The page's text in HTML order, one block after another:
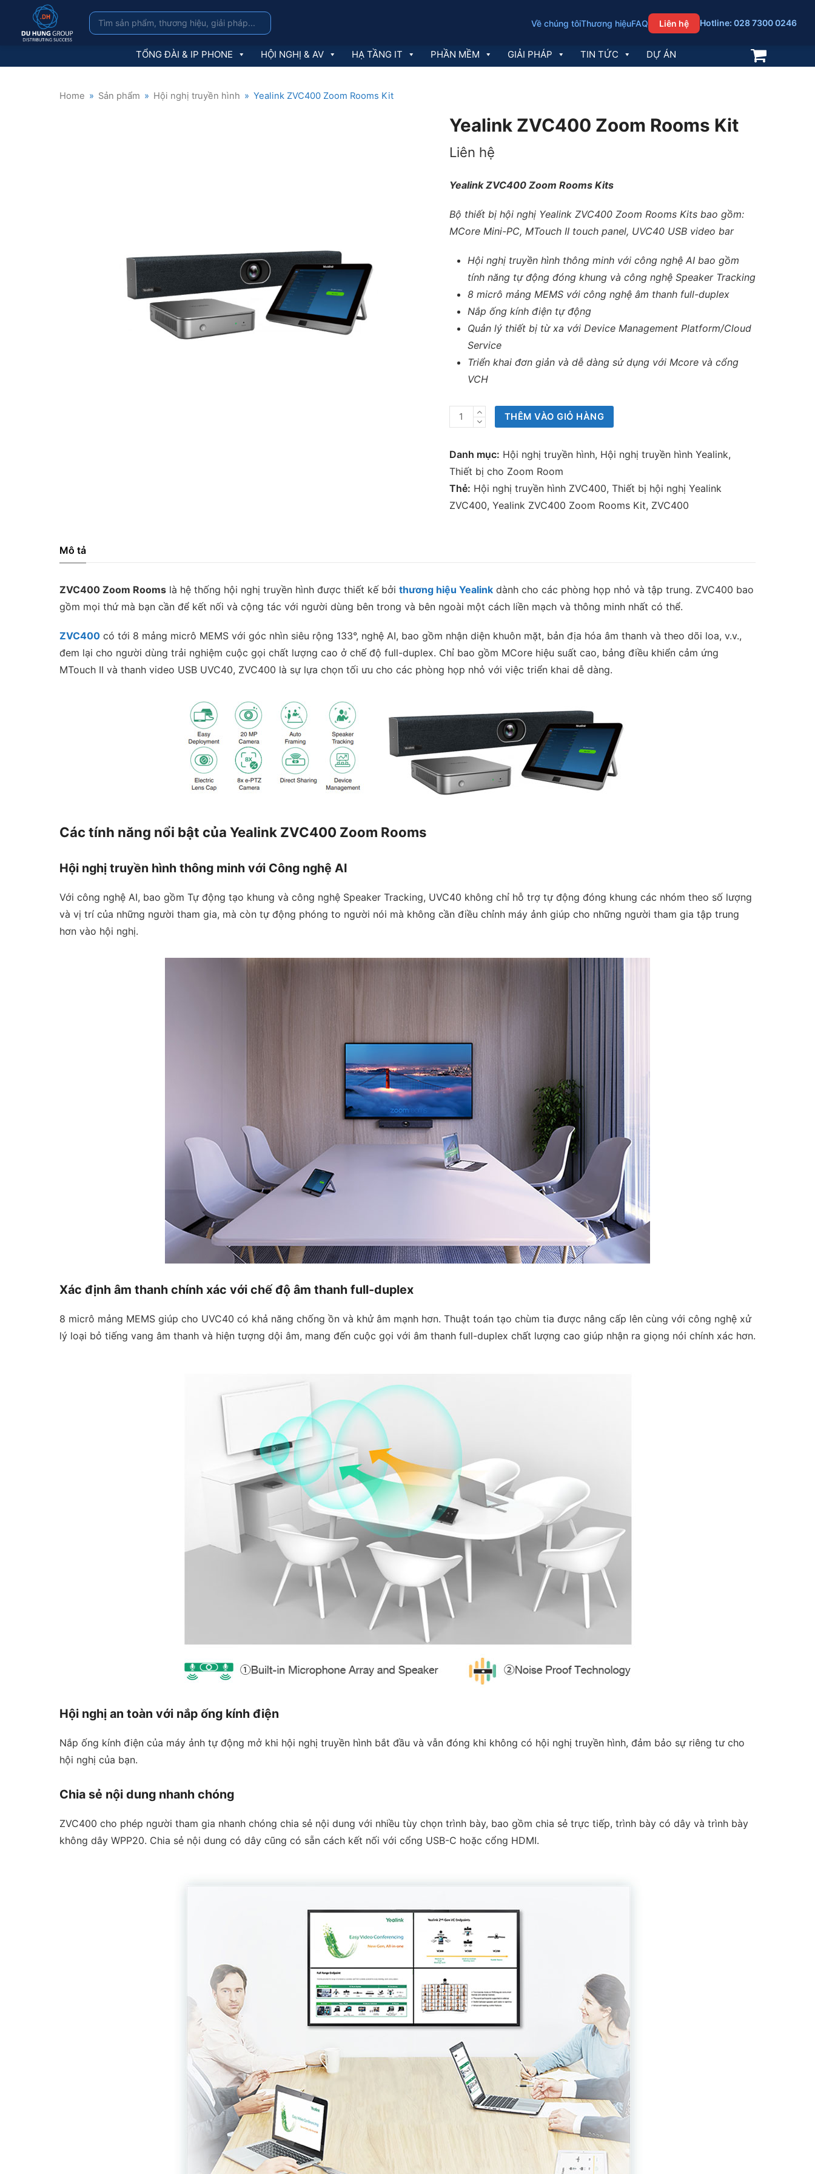
Về chúng tôiThương hiệuFAQ Liên hệ Hotline: 028 7300 0246
TỔNG ĐÀI & IP PHONE HỘI NGHỊ & AV HẠ TẦNG IT PHẦN MỀM GIẢI PHÁP TIN TỨC DỰ ÁN
Home » Sản phẩm » Hội nghị truyền hình » Yealink ZVC400 Zoom Rooms Kit
Yealink ZVC400 Zoom Rooms Kit
Liên hệ
Yealink ZVC400 Zoom Rooms Kits
Bộ thiết bị hội nghị Yealink ZVC400 Zoom Rooms Kits bao gồm:
MCore Mini-PC, MTouch II touch panel, UVC40 USB video bar
Hội nghị truyền hình thông minh với công nghệ AI bao gồm
tính năng tự động đóng khung và công nghệ Speaker Tracking
8 micrô mảng MEMS với công nghệ âm thanh full-duplex
Nắp ống kính điện tự động
Quản lý thiết bị từ xa với Device Management Platform/Cloud
Service
Triển khai đơn giản và dễ dàng sử dụng với Mcore và cổng
VCH
Yealink
ZVC400
Zoom
Rooms
Kit
số
THÊM VÀO GIỎ HÀNG
Danh mục: Hội nghị truyền hình, Hội nghị truyền hình Yealink,
Thiết bị cho Zoom Room
Thẻ: Hội nghị truyền hình ZVC400, Thiết bị hội nghị Yealink
ZVC400, Yealink ZVC400 Zoom Rooms Kit, ZVC400
Mô tả
ZVC400 Zoom Rooms là hệ thống hội nghị truyền hình được thiết kế bởi thương hiệu Yealink dành cho các phòng họp nhỏ và tập trung. ZVC400 bao
gồm mọi thứ mà bạn cần để kết nối và cộng tác với người dùng bên trong và bên ngoài một cách liền mạch và thông minh nhất có thể.
ZVC400 có tới 8 mảng micrô MEMS với góc nhìn siêu rộng 133°, nghệ AI, bao gồm nhận diện khuôn mặt, bản địa hóa âm thanh và theo dõi loa, v.v.,
đem lại cho người dùng trải nghiệm cuộc gọi chất lượng cao ở chế độ full-duplex. Chỉ bao gồm MCore hiệu suất cao, bảng điều khiển cảm ứng
MTouch II và thanh video USB UVC40, ZVC400 là sự lựa chọn tối ưu cho các phòng họp nhỏ với việc triển khai dễ dàng.
Các tính năng nổi bật của Yealink ZVC400 Zoom Rooms
Hội nghị truyền hình thông minh với Công nghệ AI
Với công nghệ AI, bao gồm Tự động tạo khung và công nghệ Speaker Tracking, UVC40 không chỉ hỗ trợ tự động đóng khung các nhóm theo số lượng
và vị trí của những người tham gia, mà còn tự động phóng to người nói mà không cần điều chỉnh máy ảnh giúp cho những người tham gia tập trung
hơn vào hội nghị.
Xác định âm thanh chính xác với chế độ âm thanh full-duplex
8 micrô mảng MEMS giúp cho UVC40 có khả năng chống ồn và khử âm mạnh hơn. Thuật toán tạo chùm tia được nâng cấp lên cùng với công nghệ xử
lý loại bỏ tiếng vang âm thanh và hiện tượng dội âm, mang đến cuộc gọi với âm thanh full-duplex chất lượng cao giúp nhận ra giọng nói chính xác hơn.
Hội nghị an toàn với nắp ống kính điện
Nắp ống kính điện của máy ảnh tự động mở khi hội nghị truyền hình bắt đầu và vẫn đóng khi không có hội nghị truyền hình, đảm bảo sự riêng tư cho
hội nghị của bạn.
Chia sẻ nội dung nhanh chóng
ZVC400 cho phép người tham gia nhanh chóng chia sẻ nội dung với nhiều tùy chọn trình bày, bao gồm chia sẻ trực tiếp, trình bày có dây và trình bày
không dây WPP20. Chia sẻ nội dung có dây cũng có sẵn cách kết nối với cổng USB-C hoặc cổng HDMI.